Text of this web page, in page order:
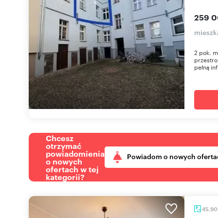
259
2 pok.
pełną
Chcesz
otrzymać
powiadomienia
o nowych
ofertach w tej
kategorii?
Powiadom o nowych
45,90